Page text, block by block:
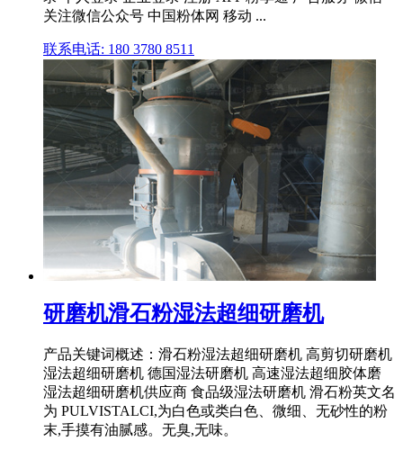
关注微信公众号 中国粉体网 移动 ...
联系电话: 180 3780 8511
研磨机滑石粉湿法超细研磨机
产品关键词概述：滑石粉湿法超细研磨机 高剪切研磨机
湿法超细研磨机 德国湿法研磨机 高速湿法超细胶体磨
湿法超细研磨机供应商 食品级湿法研磨机 滑石粉英文名
为 PULVISTALCI,为白色或类白色、微细、无砂性的粉
末,手摸有油腻感。无臭,无味。